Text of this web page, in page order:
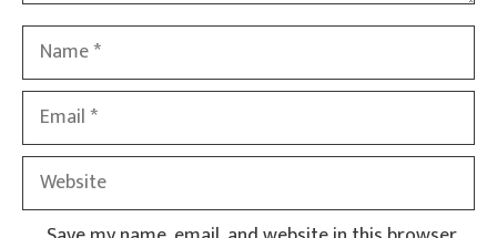
Name
Email
Website